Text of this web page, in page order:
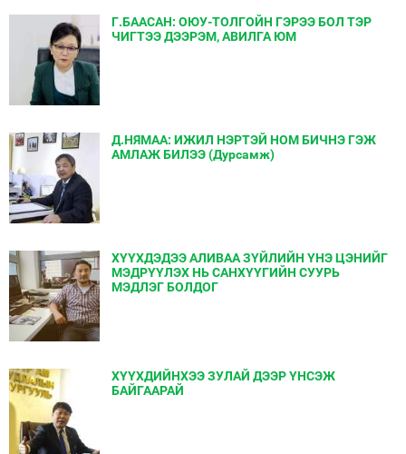
Г.БААСАН: ОЮУ-ТОЛГОЙН ГЭРЭЭ БОЛ ТЭР
ЧИГТЭЭ ДЭЭРЭМ, АВИЛГА ЮМ
Д.НЯМАА: ИЖИЛ НЭРТЭЙ НОМ БИЧНЭ ГЭЖ
АМЛАЖ БИЛЭЭ (Дурсамж)
ХҮҮХДЭДЭЭ АЛИВАА ЗҮЙЛИЙН ҮНЭ ЦЭНИЙГ
МЭДРҮҮЛЭХ НЬ САНХҮҮГИЙН СУУРЬ
МЭДЛЭГ БОЛДОГ
ХҮҮХДИЙНХЭЭ ЗУЛАЙ ДЭЭР ҮНСЭЖ
БАЙГААРАЙ